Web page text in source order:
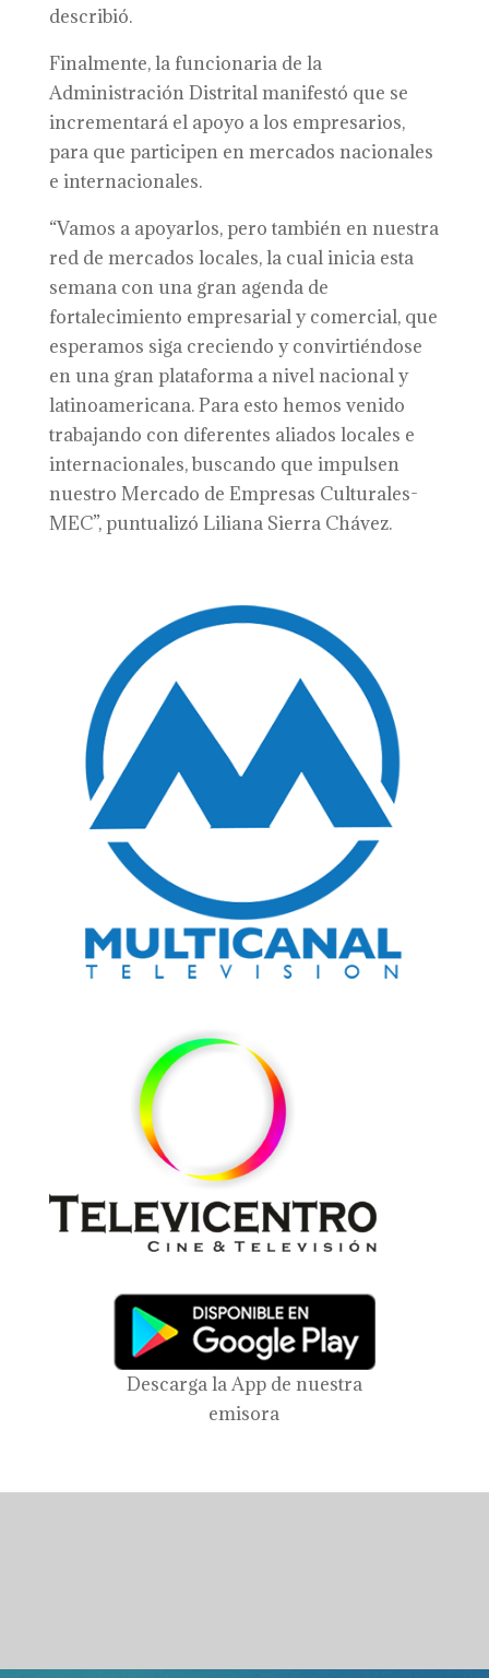
describió.
Finalmente, la funcionaria de la
Administración Distrital manifestó que se
incrementará el apoyo a los empresarios,
para que participen en mercados nacionales
e internacionales.
“Vamos a apoyarlos, pero también en nuestra
red de mercados locales, la cual inicia esta
semana con una gran agenda de
fortalecimiento empresarial y comercial, que
esperamos siga creciendo y convirtiéndose
en una gran plataforma a nivel nacional y
latinoamericana. Para esto hemos venido
trabajando con diferentes aliados locales e
internacionales, buscando que impulsen
nuestro Mercado de Empresas Culturales-
MEC”, puntualizó Liliana Sierra Chávez.
Descarga la App de nuestra
emisora